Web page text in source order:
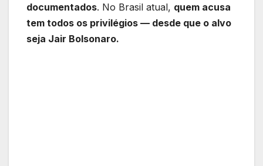
documentados. No Brasil atual, quem acusa
tem todos os privilégios — desde que o alvo
seja Jair Bolsonaro.